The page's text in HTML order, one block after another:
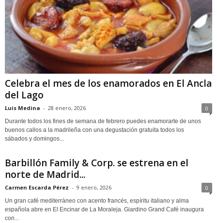
Celebra el mes de los enamorados en El Ancla
del Lago
Luis Medina - 28 enero, 2026 0
Durante todos los fines de semana de febrero puedes enamorarte de unos
buenos callos a la madrileña con una degustación gratuita todos los
sábados y domingos...
Barbillón Family & Corp. se estrena en el
norte de Madrid...
Carmen Escarda Pérez - 9 enero, 2026 0
Un gran café mediterráneo con acento francés, espíritu italiano y alma
española abre en El Encinar de La Moraleja. Giardino Grand Café inaugura
con...